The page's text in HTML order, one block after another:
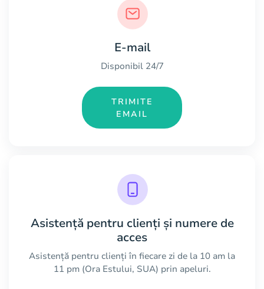
E-mail
Disponibil 24/7
TRIMITE
EMAIL
Asistență pentru clienți și numere de
acces
Asistență pentru clienți în fiecare zi de la 10 am la
11 pm (Ora Estului, SUA) prin apeluri.